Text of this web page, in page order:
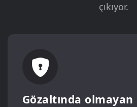
çıkıyor.
Gözaltında olmayan